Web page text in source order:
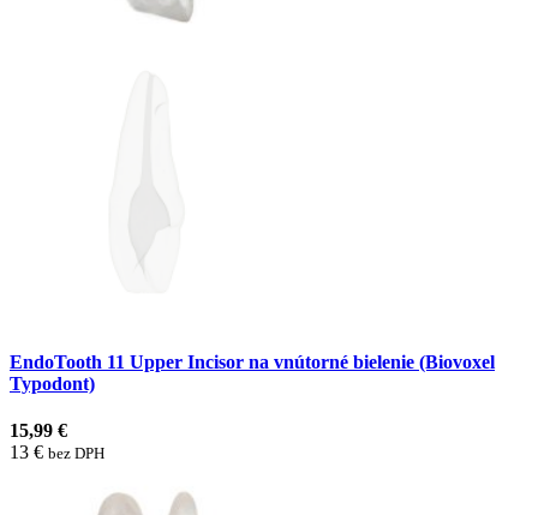
EndoTooth 11 Upper Incisor na vnútorné bielenie (Biovoxel
Typodont)
15,99 €
13 € bez DPH